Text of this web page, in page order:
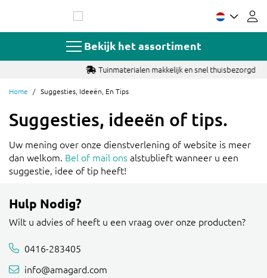
de
Bekijk het assortiment
Tuinmaterialen makkelijk en snel thuisbezorgd
Home Suggesties, Ideeën, En Tips
Suggesties, ideeën of tips.
Uw mening over onze dienstverlening of website is meer
dan welkom. Bel of mail onsalstublieft wanneer u een
suggestie, idee of tip heeft!
Hulp Nodig?
Wilt u advies of heeft u een vraag over onze producten?
0416-283405
info@amagard.com